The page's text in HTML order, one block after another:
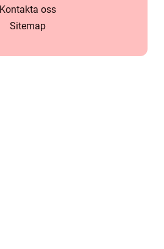
Kontakta oss
Sitemap